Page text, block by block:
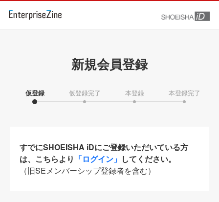
新規会員登録
仮登録 仮登録完了 本登録 本登録完了
すでにSHOEISHA iDにご登録いただいている方
は、こちらより 「ログイン」 してください。
（旧SEメンバーシップ登録者を含む）